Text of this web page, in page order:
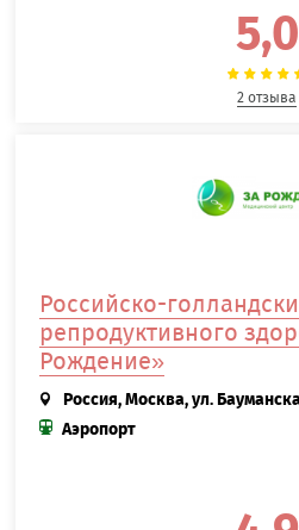
5,0
2 отзыва
Российско-
репродуктивного
Рождение»
Россия, Москва, ул.
Аэропорт